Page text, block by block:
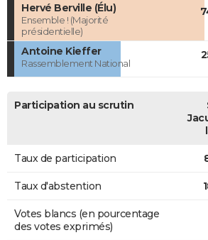
Hervé Berville (Élu)
Ensemble ! (Majorité
présidentielle)
Antoine Kieffer
Rassemblement National
Participation au scrutin
Taux de participation
Taux d'abstention
Votes blancs (en pourcentage
des votes exprimés)